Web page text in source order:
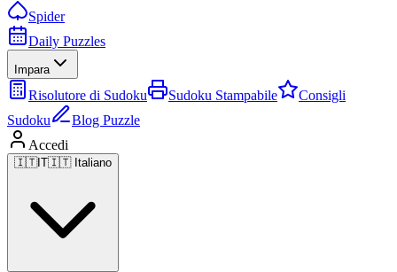
Spider
Daily Puzzles
Impara
Risolutore di Sudoku Sudoku Stampabile
Consigli
Sudoku
Blog Puzzle
Accedi
🇮🇹IT🇮🇹 Italiano